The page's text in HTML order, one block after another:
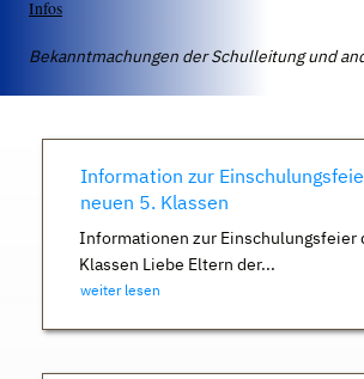
Infos
Bekanntmachungen der Schulleitung und
Information zur
neuen 5. Klassen
Informationen zur Einschulungsfeier
Klassen Liebe Eltern der...
weiter lesen